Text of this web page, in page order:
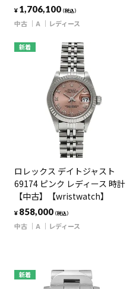
¥ 1,706,100（税込）
中古 A レディース
新着
ロレックス デイトジャスト
69174 ピンク レディース 時計
【中古】【wristwatch】
¥ 858,000（税込）
中古 A レディース
新着